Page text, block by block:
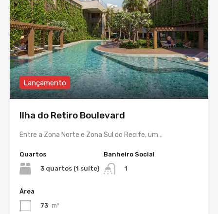
Lançamento
Ilha do Retiro Boulevard
Entre a Zona Norte e Zona Sul do Recife, um…
Quartos
3 quartos (1 suíte)
Banheiro Social
1
Área
73 m²